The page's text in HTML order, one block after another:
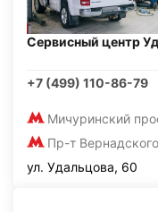
Сервисный центр
+7 (499) 110-86-79
Мичуринский
Пр-т Вернадского
ул. Удальцова, 60